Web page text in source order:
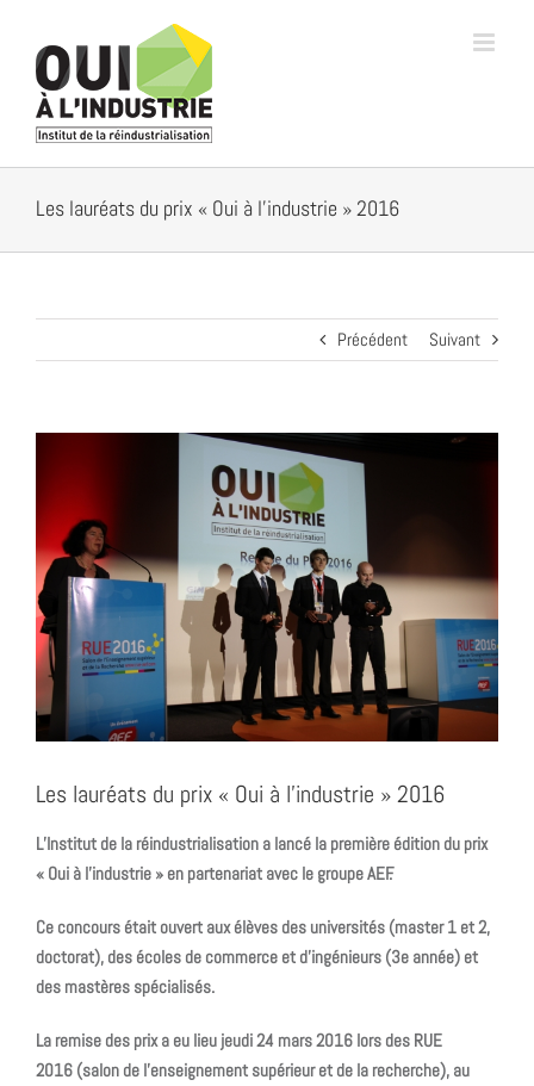
contenu
Les lauréats du prix « Oui à l’industrie » 2016
Précédent Suivant
agrandie
Les lauréats du prix « Oui à l’industrie » 2016
L’Institut de la réindustrialisation a lancé la première édition du prix
« Oui à l’industrie » en partenariat avec le groupe AEF.
Ce concours était ouvert aux élèves des universités (master 1 et 2,
doctorat), des écoles de commerce et d’ingénieurs (3e année) et
des mastères spécialisés.
La remise des prix a eu lieu jeudi 24 mars 2016 lors des RUE
2016 (salon de l’enseignement supérieur et de la recherche), au